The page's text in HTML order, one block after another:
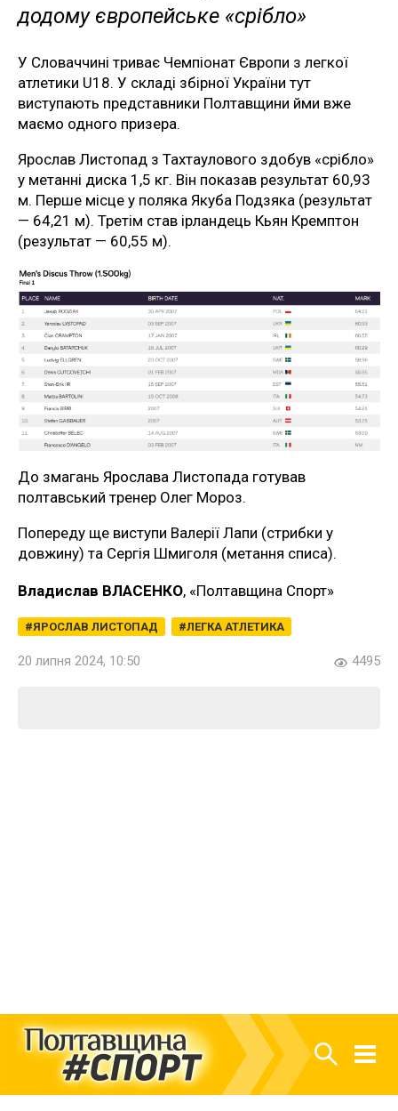
додому європейське «срібло»
У Словаччині триває Чемпіонат Європи з легкої
атлетики U18. У складі збірної України тут
виступають представники Полтавщини йми вже
маємо одного призера.
Ярослав Листопад з Тахтаулового здобув «срібло»
у метанні диска 1,5 кг. Він показав результат 60,93
м. Перше місце у поляка Якуба Подзяка (результат
— 64,21 м). Третім став ірландець Кьян Кремптон
(результат — 60,55 м).
До змагань Ярослава Листопада готував
полтавський тренер Олег Мороз.
Попереду ще виступи Валерії Лапи (стрибки у
довжину) та Сергія Шмиголя (метання списа).
Владислав ВЛАСЕНКО, «Полтавщина Спорт»
ЯРОСЛАВ ЛИСТОПАД ЛЕГКА АТЛЕТИКА
20 липня 2024, 10:50 4495